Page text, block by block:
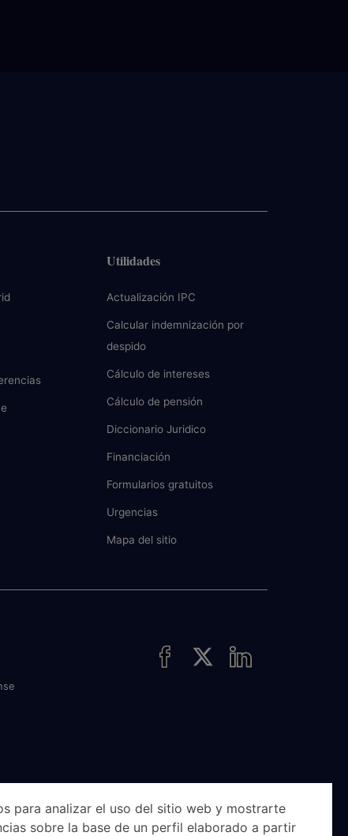
Utilidades
Actualización IPC
Calcular indemnización por
despido
Cálculo de intereses
Cálculo de pensión
Diccionario Juridico
Financiación
Formularios gratuitos
Urgencias
Mapa del sitio
para analizar el uso del sitio web y mostrarte
sobre la base de un perfil elaborado a partir